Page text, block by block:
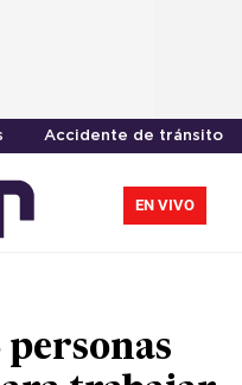
Accidente de tránsito
EN VIVO